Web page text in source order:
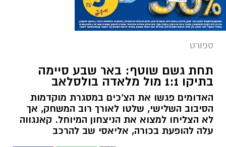
ספורט
תחת גשם שוטף: באר שבע סיימה
בתיקו 1:1 מול מלאדה בולסלאב
האדומים פגשו את הצ'כים במסגרת מוקדמות
הסיבוב השלישי, שלטו לאורך רוב המשחק, אך
לא הצליחו למצוא את הניצחון המיוחל. קאנגווה
עלה להופעת בכורה, אליאסי שב להרכב